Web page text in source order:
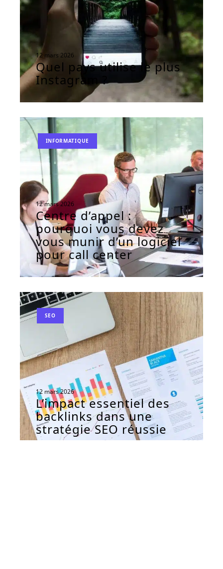
12 mars 2026
Quel pays utilise le plus
Instagram ?
INFORMATIQUE
12 mars 2026
Centre d’appel :
pourquoi vous devez
vous munir d’un logiciel
pour call center
SEO
12 mars 2026
L’impact essentiel des
backlinks dans une
stratégie SEO réussie